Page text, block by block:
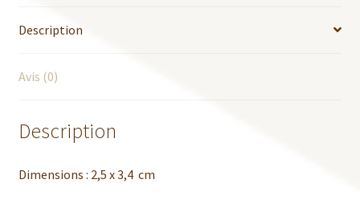
Description
Avis (0)
Description
Dimensions : 2,5 x 3,4 cm